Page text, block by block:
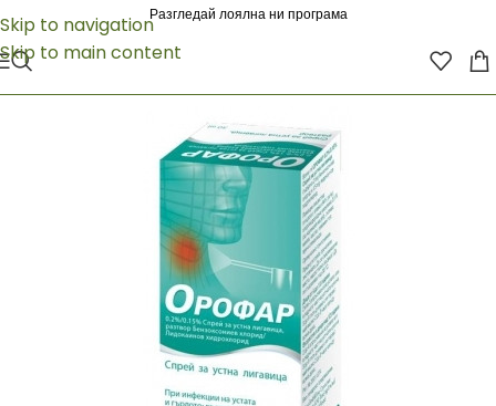
Skip to navigation
Skip to main content
Разгледай лоялна ни програма